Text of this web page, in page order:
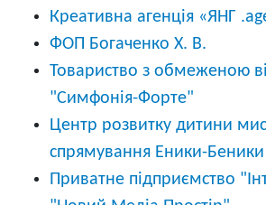
Креативна агенція «ЯНГ
ФОП Богаченко Х. В.
Товариство з обмеженою
"Симфонія-Форте"
Центр розвитку дитини
спрямування Еники-Беники
Приватне підприємство